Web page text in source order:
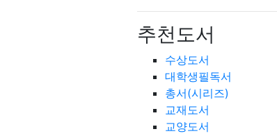
추천도서
수상도서
대학생필독서
총서(시리즈)
교재도서
교양도서